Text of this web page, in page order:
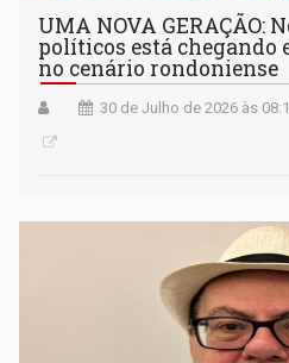
UMA NOVA GERAÇÃO:
políticos está chegando
no cenário rondoniense
30 de Julho de 2026 às